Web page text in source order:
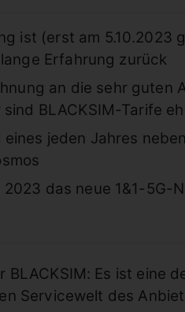
ist (erst am
Erfahrung zurück
an die sehr
BLACKSIM-Tarife
jeden Jahres
das neue 1&1-
Es ist eine
Servicewelt des